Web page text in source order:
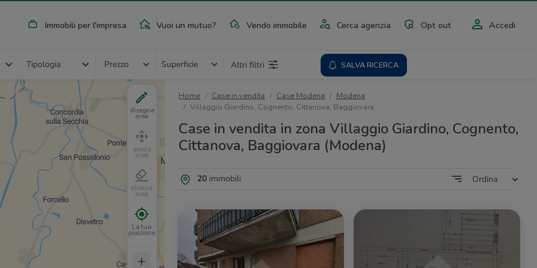
Immobili per l'impresa Vuoi un mutuo? Vendo immobile Cerca agenzia Opt out Accedi
Tipologia Prezzo Superficie Altri filtri SALVA RICERCA
Home Case in vendita Case Modena
Modena
Villaggio Giardino, Cognento, Cittanova, Baggiovara
Case in vendita in zona Villaggio Giardino, Cognento,
Cittanova, Baggiovara (Modena)
20immobili Ordina
disegna
area
sposta
area
elimina
area
La tua
posizione
+